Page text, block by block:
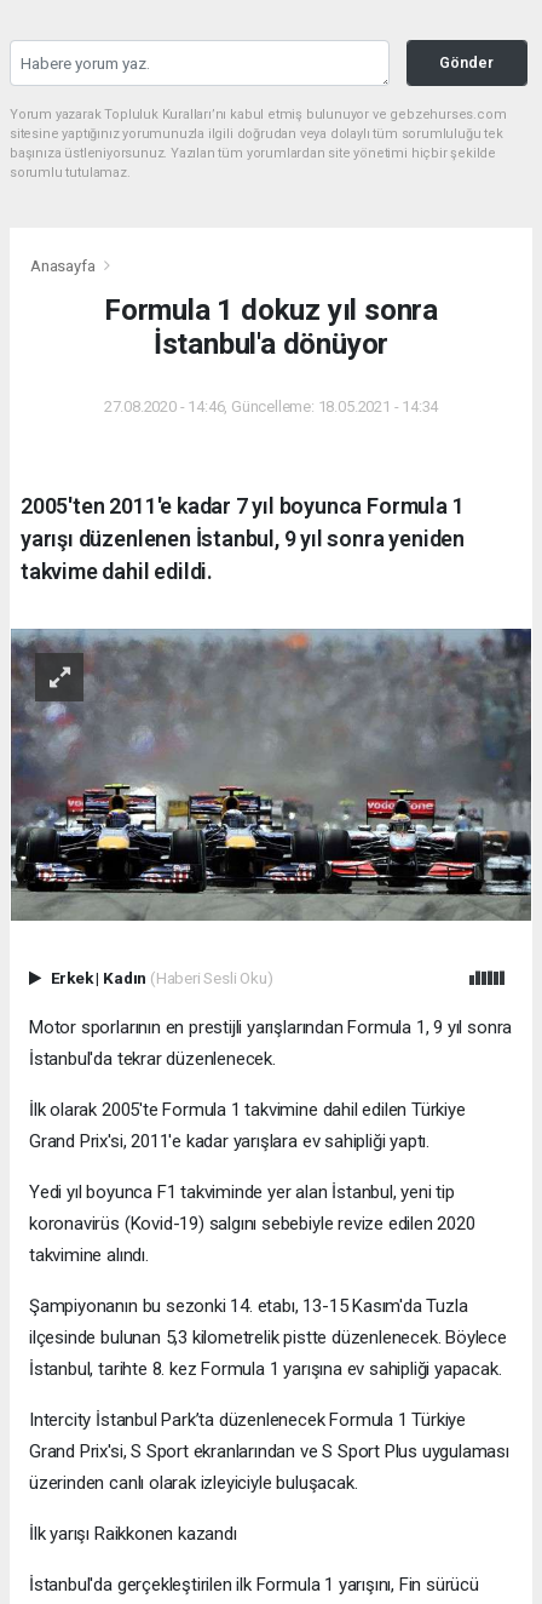
Gönder
Yorum yazarak Topluluk Kuralları’nı kabul etmiş bulunuyor ve gebzehurses.com
sitesine yaptığınız yorumunuzla ilgili doğrudan veya dolaylı tüm sorumluluğu tek
başınıza üstleniyorsunuz. Yazılan tüm yorumlardan site yönetimi hiçbir şekilde
sorumlu tutulamaz.
Anasayfa
Formula 1 dokuz yıl sonra
İstanbul'a dönüyor
27.08.2020 - 14:46, Güncelleme: 18.05.2021 - 14:34
2005'ten 2011'e kadar 7 yıl boyunca Formula 1
yarışı düzenlenen İstanbul, 9 yıl sonra yeniden
takvime dahil edildi.
Erkek| Kadın (Haberi Sesli Oku)
Motor sporlarının en prestijli yarışlarından Formula 1, 9 yıl sonra
İstanbul'da tekrar düzenlenecek.
İlk olarak 2005'te Formula 1 takvimine dahil edilen Türkiye
Grand Prix'si, 2011'e kadar yarışlara ev sahipliği yaptı.
Yedi yıl boyunca F1 takviminde yer alan İstanbul, yeni tip
koronavirüs (Kovid-19) salgını sebebiyle revize edilen 2020
takvimine alındı.
Şampiyonanın bu sezonki 14. etabı, 13-15 Kasım'da Tuzla
ilçesinde bulunan 5,3 kilometrelik pistte düzenlenecek. Böylece
İstanbul, tarihte 8. kez Formula 1 yarışına ev sahipliği yapacak.
Intercity İstanbul Park’ta düzenlenecek Formula 1 Türkiye
Grand Prix'si, S Sport ekranlarından ve S Sport Plus uygulaması
üzerinden canlı olarak izleyiciyle buluşacak.
İlk yarışı Raikkonen kazandı
İstanbul'da gerçekleştirilen ilk Formula 1 yarışını, Fin sürücü